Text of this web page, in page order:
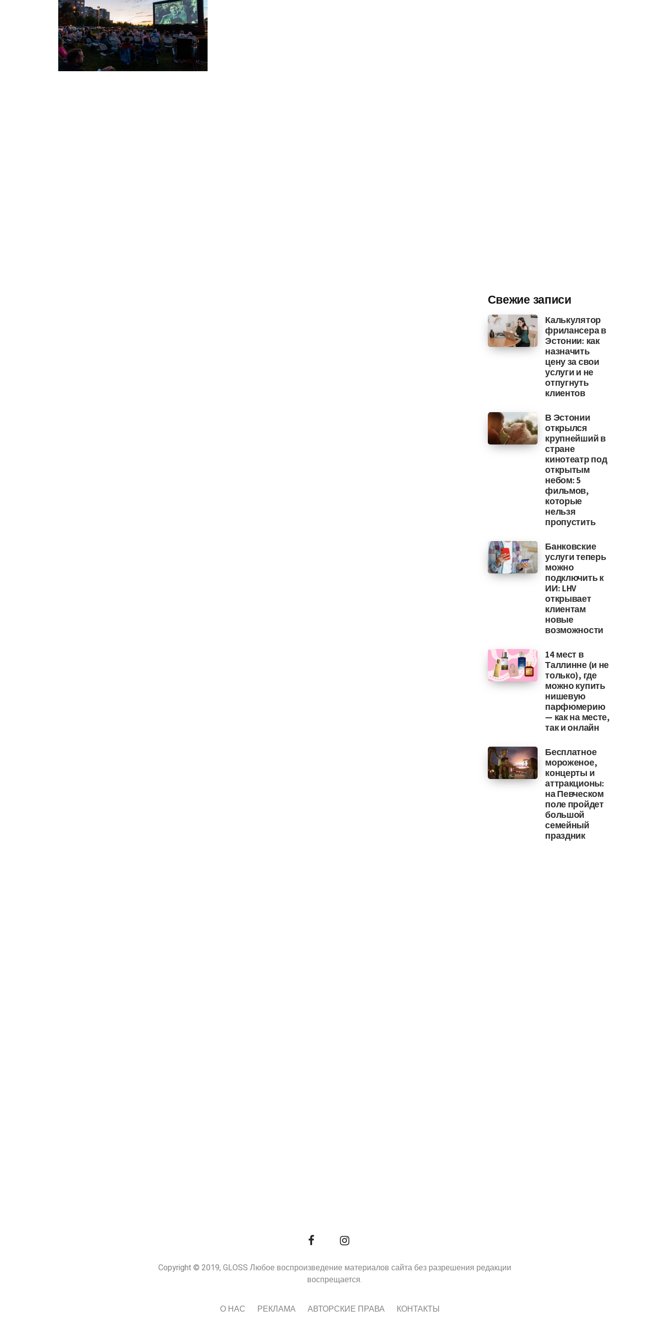
Свежие записи
Калькулятор
фрилансера в
Эстонии: как
назначить
цену за свои
услуги и не
отпугнуть
клиентов
В Эстонии
открылся
крупнейший в
стране
кинотеатр под
открытым
небом: 5
фильмов,
которые
нельзя
пропустить
Банковские
услуги теперь
можно
подключить к
ИИ: LHV
открывает
клиентам
новые
возможности
14 мест в
Таллинне (и не
только), где
можно купить
нишевую
парфюмерию
— как на месте,
так и онлайн
Бесплатное
мороженое,
концерты и
аттракционы:
на Певческом
поле пройдет
большой
семейный
праздник
Copyright © 2019, GLOSS Любое воспроизведение материалов сайта без разрешения редакции
воспрещается.
О НАС РЕКЛАМА АВТОРСКИЕ ПРАВА КОНТАКТЫ